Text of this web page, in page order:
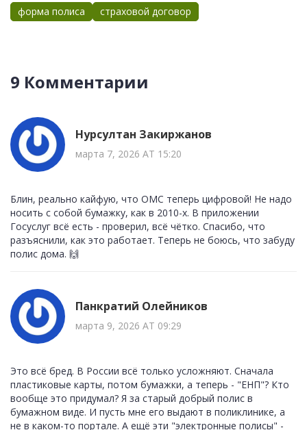
форма полиса
страховой договор
9 Комментарии
Нурсултан Закиржанов
марта 7, 2026 AT 15:20
Блин, реально кайфую, что ОМС теперь цифровой! Не надо
носить с собой бумажку, как в 2010-х. В приложении
Госуслуг всё есть - проверил, всё чётко. Спасибо, что
разъяснили, как это работает. Теперь не боюсь, что забуду
полис дома. 🙌
Панкратий Олейников
марта 9, 2026 AT 09:29
Это всё бред. В России всё только усложняют. Сначала
пластиковые карты, потом бумажки, а теперь - "ЕНП"? Кто
вообще это придумал? Я за старый добрый полис в
бумажном виде. И пусть мне его выдают в поликлинике, а
не в каком-то портале. А ещё эти "электронные полисы" -